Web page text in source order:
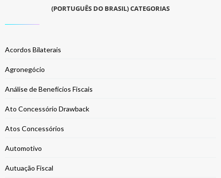
(PORTUGUÊS DO BRASIL) CATEGORIAS
Acordos Bilaterais
Agronegócio
Análise de Benefícios Fiscais
Ato Concessório Drawback
Atos Concessórios
Automotivo
Autuação Fiscal